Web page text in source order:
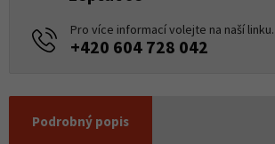
Pro více informací volejte na naší linku.
+420 604 728 042
Podrobný popis